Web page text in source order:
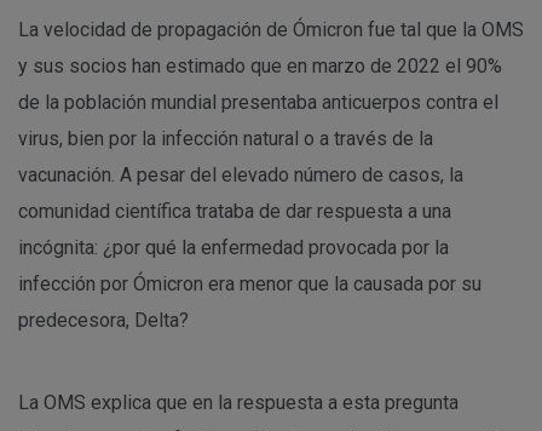
La velocidad de propagación de Ómicron fue tal que la OMS
y sus socios han estimado que en marzo de 2022 el 90%
de la población mundial presentaba anticuerpos contra el
virus, bien por la infección natural o a través de la
vacunación. A pesar del elevado número de casos, la
comunidad científica trataba de dar respuesta a una
incógnita: ¿por qué la enfermedad provocada por la
infección por Ómicron era menor que la causada por su
predecesora, Delta?
La OMS explica que en la respuesta a esta pregunta